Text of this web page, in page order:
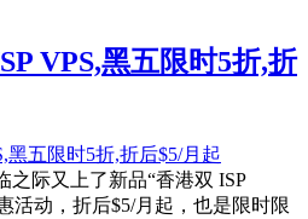
VPS,黑五限时5折,折
之际又上了新品“香港双 ISP
活动，折后$5/月起，也是限时限